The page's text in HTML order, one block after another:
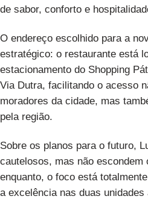
de sabor, conforto e
O endereço escolhido para a
estratégico: o restaurante está
estacionamento do Shopping
Via Dutra, facilitando o acesso
moradores da cidade, mas
pela região.
Sobre os planos para o futuro,
cautelosos, mas não escondem
enquanto, o foco está
a excelência nas duas